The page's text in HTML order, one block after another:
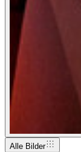
Alle Bilder